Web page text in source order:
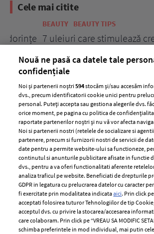
Cele mai citite
BEAUTY TIPS
7 uleiuri care stimulează creșterea
ELLE Style Awards
2024
Despre ELLE
Romania
Contact
Abonamente
Termeni
Politica
Politica
Nouă ne pasă ca datele tale
confidențiale
Noi și partenerii noștri594stocăm și/sau accesăm
dvs., precum identificatorii cookie unici pentru
personal. Puteți accepta sau gestiona alegerile dvs.
orice moment, pe pagina cu politica de
raportate partenerilor noștri și nu vă vor afecta
Noi si partenerii nostri (retelele de socializare si
partenere, precum si furnizorii nostri de servicii de
date pentru a permite website-ului sa functioneze,
continutul si anunturile publicitare afisate in functie
dvs., pentru a va oferi functionalitati aferente
analiza traficul pe website. Beneficiati de drepturile
GDPR in legatura cu prelucrarea datelor cu caracter
fi exercitate prin modalitatea indicataaici. Prin click pe
acceptati folosirea tuturor Tehnologiilor de tip
acceptul dvs. cu privire la stocarea/accesarea
care colaboram. Prin click pe “VREAU SA MODIFIC
schimba preferintele in mod individual, mai putin